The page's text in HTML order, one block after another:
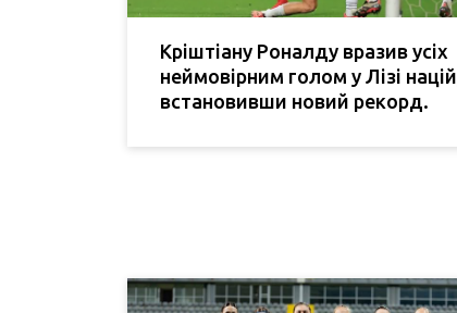
Кріштіану Роналду вразив усіх
неймовірним голом у Лізі націй,
встановивши новий рекорд.